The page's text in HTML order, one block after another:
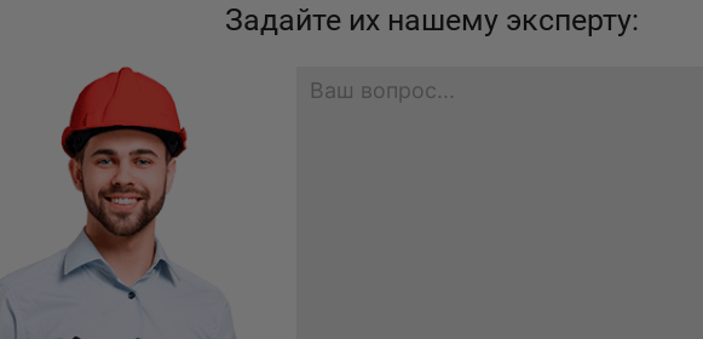
Задайте их нашему эксперту: